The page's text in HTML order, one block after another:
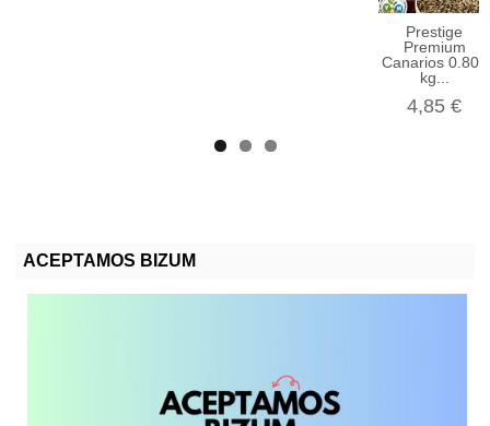
ACEPTAMOS BIZUM
Prestige
Premium
Canarios 0.800
kg...
4,85 €